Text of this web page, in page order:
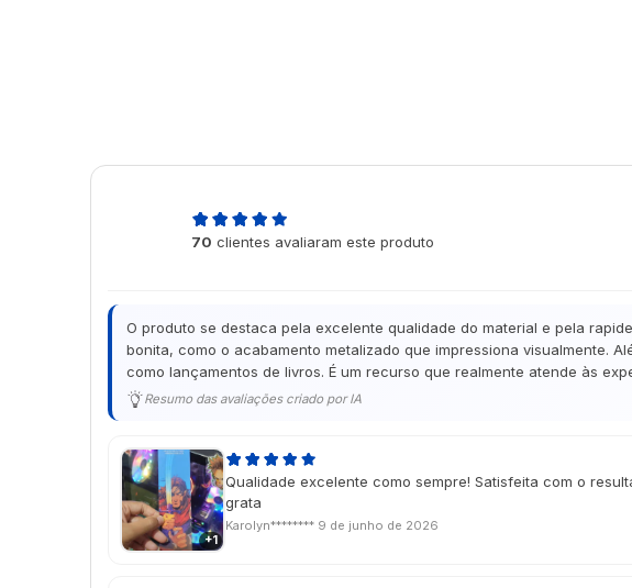
70 clientes avaliaram este produto
O produto se destaca pela excelente qualidade do material e pela
bonita, como o acabamento metalizado que impressiona visualmente.
como lançamentos de livros. É um recurso que realmente atende às
Resumo das avaliações criado por IA
+1
Qualidade excelente como sempre! Satisfeita com o
grata
Karolyn******** 9 de junho de 2026